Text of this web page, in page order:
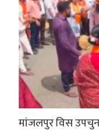
मांजलपुर विस